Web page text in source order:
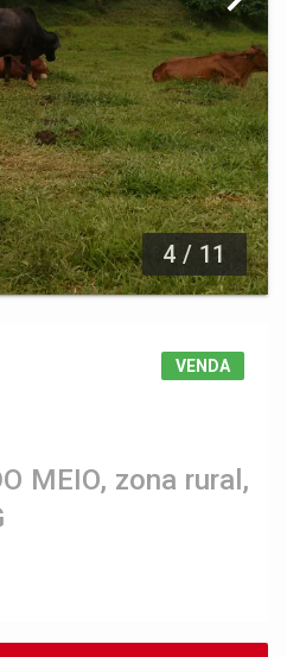
4 / 11
VENDA
MEIO, zona rural,